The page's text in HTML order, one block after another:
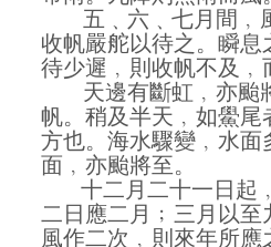
五﹑六﹑七月間﹐
收帆嚴舵以待之。瞬
待少遲﹐則收帆不及﹐
天邊有斷虹﹐亦颱
帆。稍及半天﹐如鱟
方也。海水驟變﹐水
面﹐亦颱將至。
十二月二十一日起
二日應二月﹔三月以
風作二次﹐則來年所